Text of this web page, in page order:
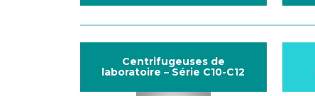
Centrifugeuses de
laboratoire – Série C10-C12